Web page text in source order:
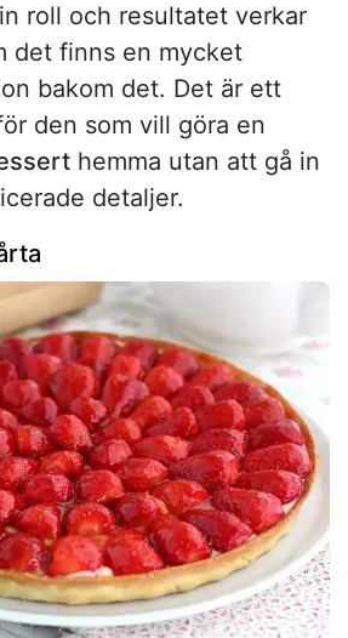
roll och resultatet verkar
det finns en mycket
bakom det. Det är ett
den som vill göra en
hemma utan att gå in
detaljer.